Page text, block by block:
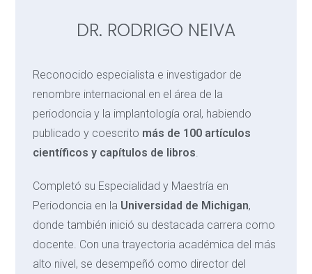
DR. RODRIGO NEIVA
Reconocido especialista e investigador de
renombre internacional en el área de la
periodoncia y la implantología oral, habiendo
publicado y coescrito más de 100 artículos
científicos y capítulos de libros
Completó su Especialidad y Maestría en
Periodoncia en la Universidad de Michigan,
donde también inició su destacada carrera como
docente. Con una trayectoria académica del más
alto nivel, se desempeñó como director del